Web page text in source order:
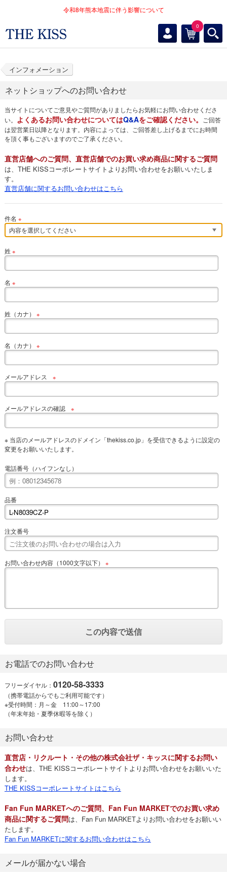
令和8年熊本地震に伴う影響について
0
インフォメーション
ネットショップへのお問い合わせ
当サイトについてご意見やご質問がありましたらお気軽にお問い合わせくださ
い。 よくあるお問い合わせについてはQ&Aをご確認ください。
ご回答
は翌営業日以降となります。内容によっては、ご回答差し上げるまでにお時間
を頂く事もございますのでご了承ください。
直営店舗へのご質問、直営店舗でのお買い求め商品に関するご質問
は、THE KISSコーポレートサイトよりお問い合わせをお願いいたしま
す。
直営店舗に関するお問い合わせはこちら
件名 ※
姓 ※
名 ※
姓（カナ） ※
名（カナ） ※
メールアドレス ※
メールアドレスの確認※
※ 当店のメールアドレスのドメイン「thekiss.co.jp」を受信できるように設定の
変更をお願いいたします。
電話番号（ハイフンなし）
品番
注文番号
お問い合わせ内容（1000文字以下） ※
お電話でのお問い合わせ
フリーダイヤル： 0120-58-3333
（携帯電話からでもご利用可能です）
※受付時間：月～金 11:00～17:00
（年末年始・夏季休暇等を除く）
お問い合わせ
直営店・リクルート・その他の株式会社ザ・キッスに関するお問い
合わせは、THE KISSコーポレートサイトよりお問い合わせをお願いいた
します。
THE KISSコーポレートサイトはこちら
Fan Fun MARKETへのご質問、Fan Fun MARKETでのお買い求め
商品に関するご質問は、Fan Fun MARKETよりお問い合わせをお願いい
たします。
Fan Fun MARKETに関するお問い合わせはこちら
メールが届かない場合